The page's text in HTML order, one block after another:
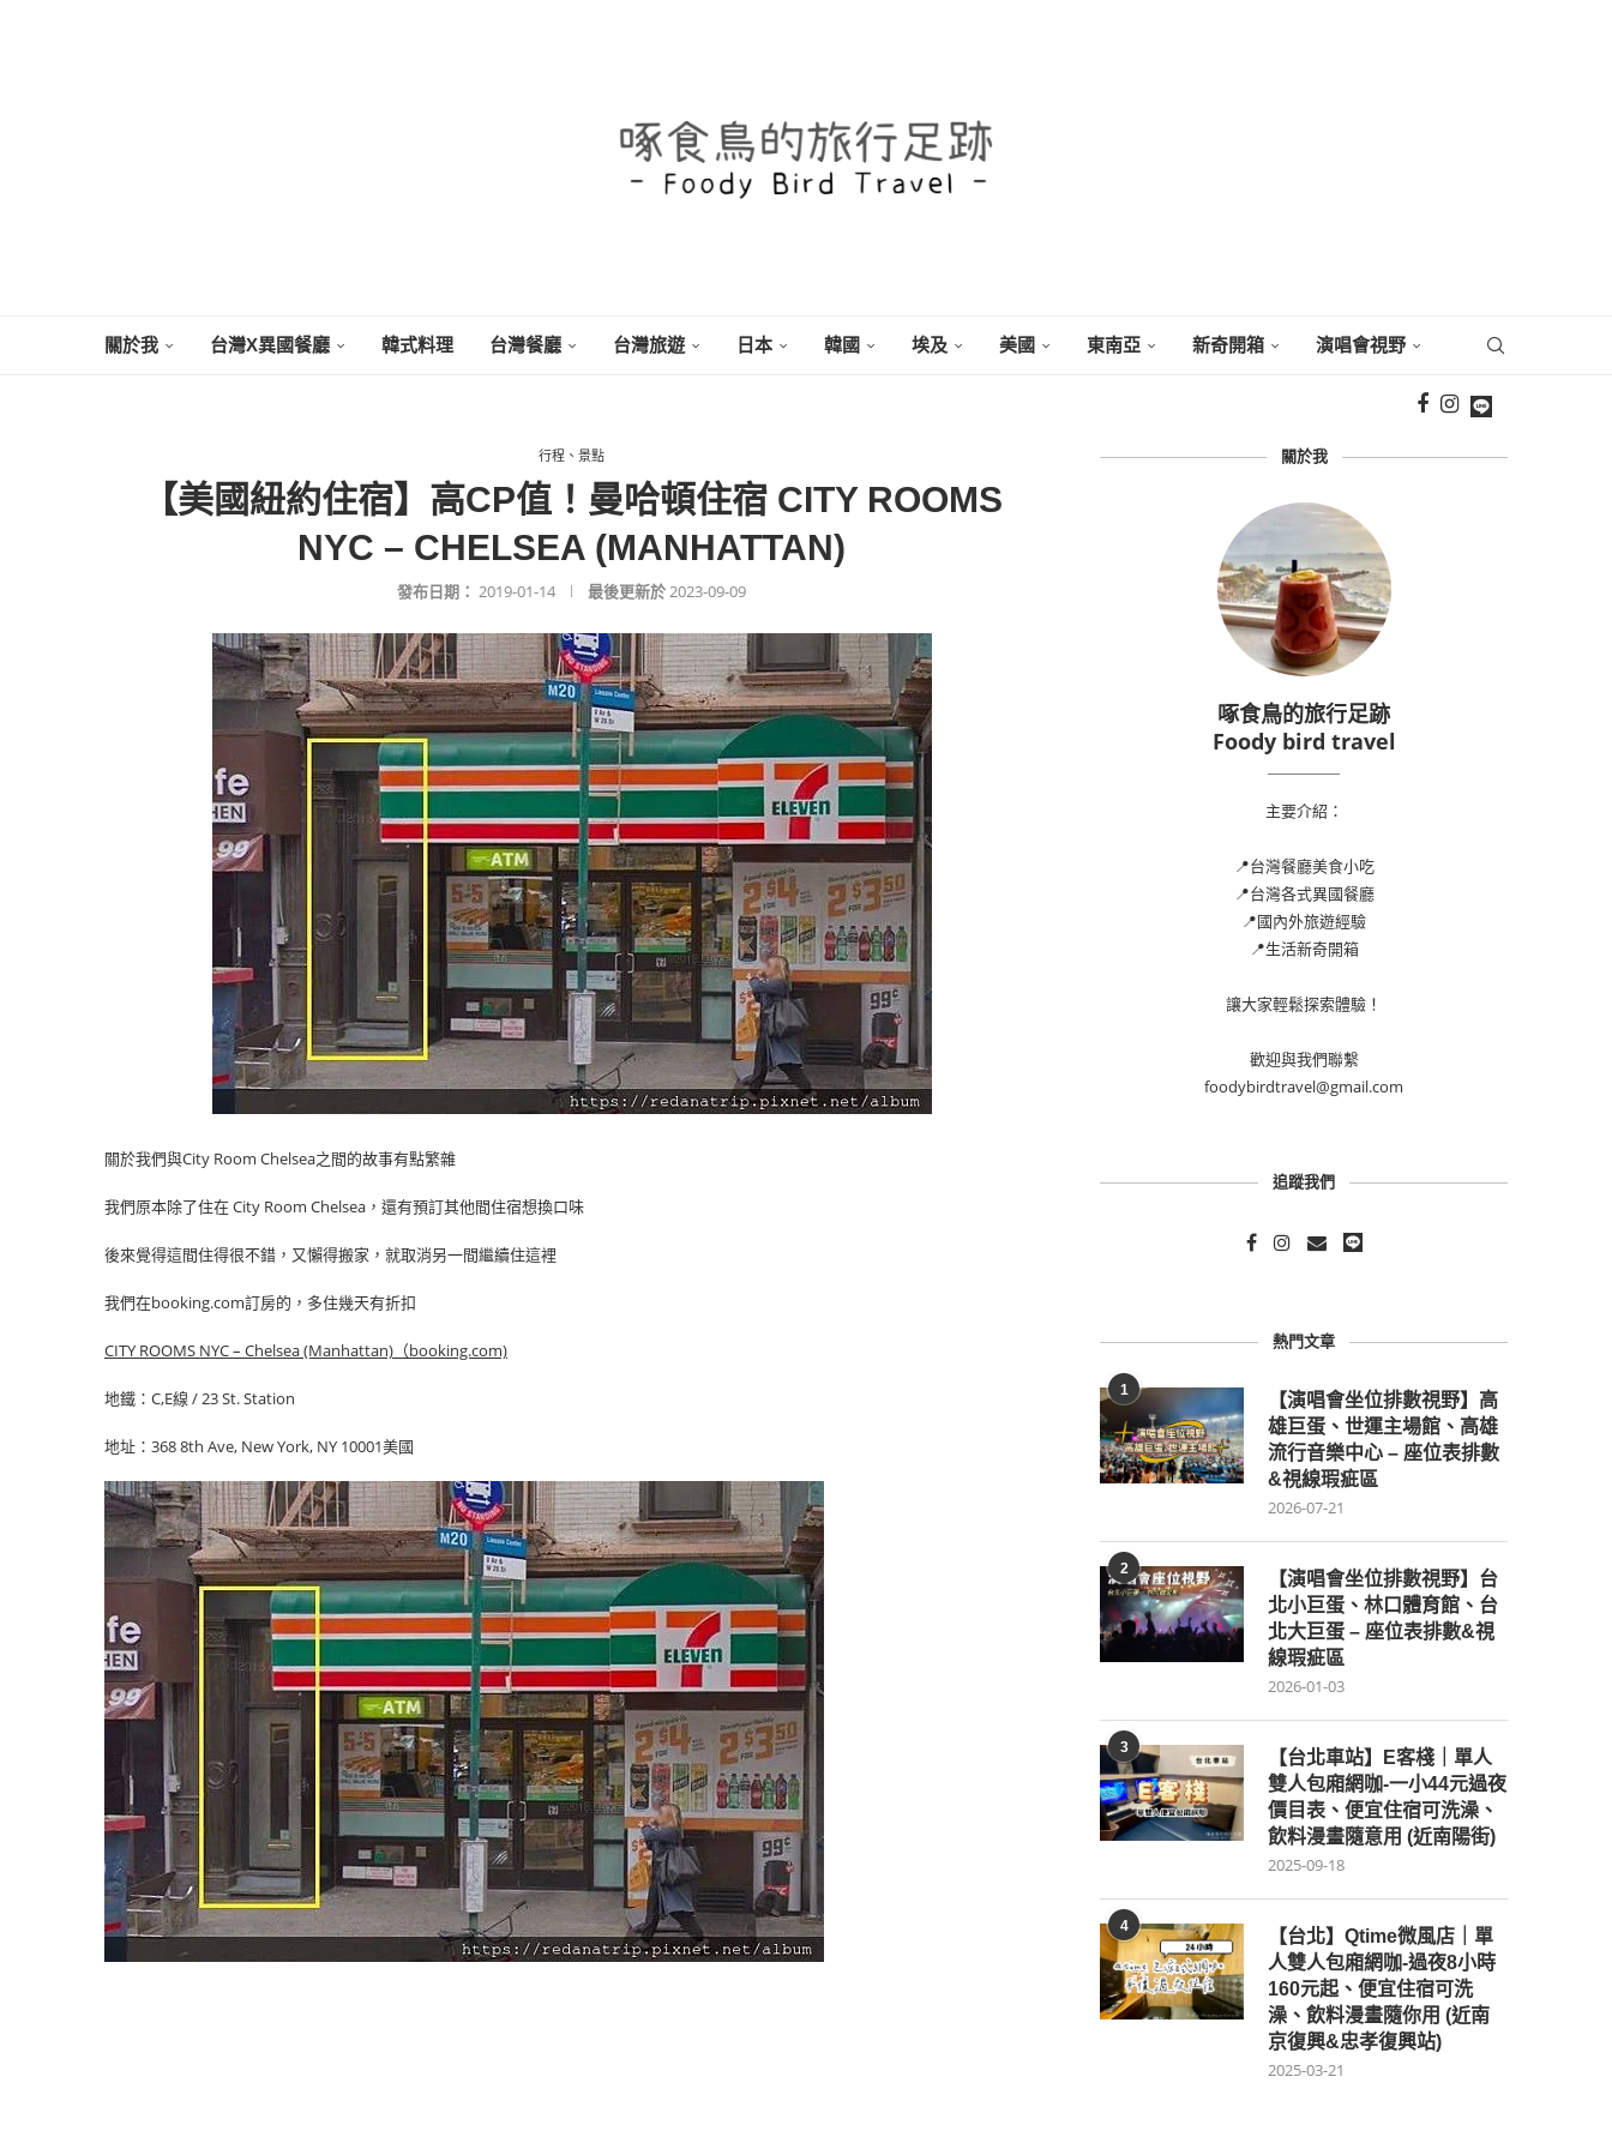
關於我 台灣X異國餐廳 韓式料理 台灣餐廳 台灣旅遊 日本 韓國 埃及 美國 東南亞 新奇開箱 演唱會視野
行程、景點
【美國紐約住宿】高CP值！曼哈頓住宿 CITY ROOMS
NYC – CHELSEA (MANHATTAN)
發布日期： 2019-01-14 最後更新於2023-09-09
關於我們與City Room Chelsea之間的故事有點繁雜
我們原本除了住在 City Room Chelsea，還有預訂其他間住宿想換口味
後來覺得這間住得很不錯，又懶得搬家，就取消另一間繼續住這裡
我們在booking.com訂房的，多住幾天有折扣
CITY ROOMS NYC – Chelsea (Manhattan) （booking.com)
地鐵：C,E線 / 23 St. Station
地址：368 8th Ave, New York, NY 10001美國
關於我
啄食鳥的旅行足跡
Foody bird travel
主要介紹：
📍台灣餐廳美食小吃
📍台灣各式異國餐廳
📍國內外旅遊經驗
📍生活新奇開箱
讓大家輕鬆探索體驗！
歡迎與我們聯繫
foodybirdtravel@gmail.com
追蹤我們
熱門文章
1
【演唱會坐位排數視野】高
雄巨蛋、世運主場館、高雄
流行音樂中心 – 座位表排數
&視線瑕疵區
2026-07-21
2
【演唱會坐位排數視野】台
北小巨蛋、林口體育館、台
北大巨蛋 – 座位表排數&視
線瑕疵區
2026-01-03
3
【台北車站】E客棧｜單人
雙人包廂網咖-一小44元過夜
價目表、便宜住宿可洗澡、
飲料漫畫隨意用 (近南陽街)
2025-09-18
4
【台北】Qtime微風店｜單
人雙人包廂網咖-過夜8小時
160元起、便宜住宿可洗
澡、飲料漫畫隨你用 (近南
京復興&忠孝復興站)
2025-03-21